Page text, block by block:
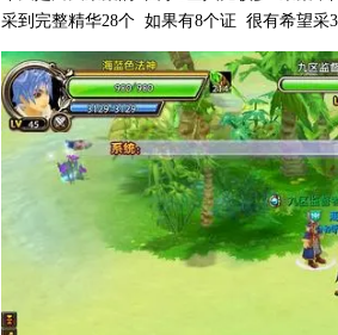
采到完整精华28个 如果有8个证 很有希望采